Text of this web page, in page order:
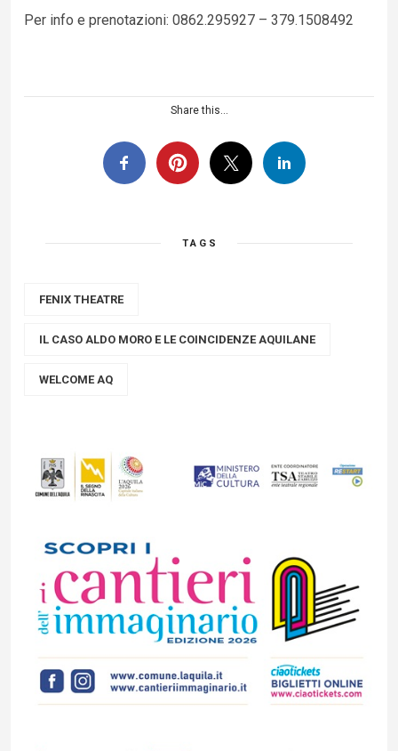
Per info e prenotazioni: 0862.295927 – 379.1508492
Share this...
TAGS
FENIX THEATRE
IL CASO ALDO MORO E LE COINCIDENZE AQUILANE
WELCOME AQ